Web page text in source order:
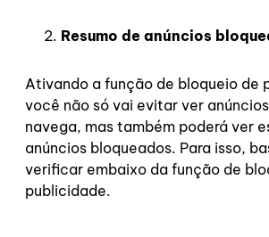
Resumo de anúncios
Ativando a função de bloqueio de
você não só vai evitar ver
navega, mas também poderá ver
anúncios bloqueados. Para isso,
verificar embaixo da função de
publicidade.